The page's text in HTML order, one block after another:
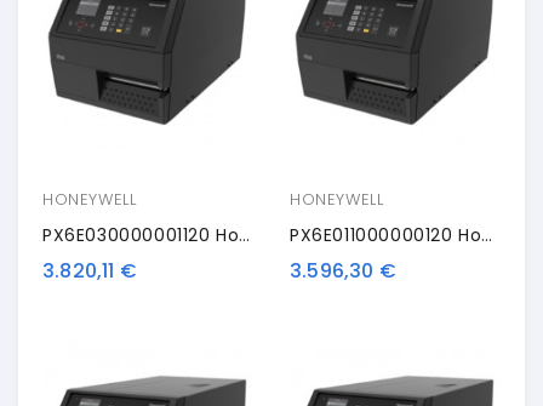
HONEYWELL
PX6E030000001120 Honeywell PX6i, 8 Punti /mm (203dpi), Peeler, Disp. (colour), RTC, WLAN, Multi-IF (Ethernet)
3.820,11 €
HONEYWELL
PX6E011000000120 Honeywell PX6i, 8 Punti /mm (203dpi), Disp. (colour), RTC, Multi-IF (Ethernet)
3.596,30 €